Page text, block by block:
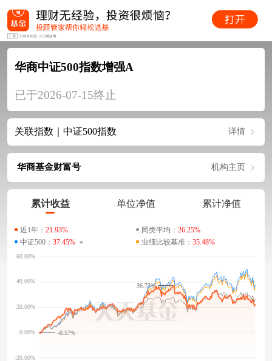
华商中证500指数增强A
已于2026-07-15终止
关联指数｜中证500指数 详情
华商基金财富号 机构主页
累计收益 单位净值 累计净值
近1年： 21.93% 同类平均： 26.25%
中证500： 37.45% 业绩比较基准： 35.48%
-0.57%
36.73%